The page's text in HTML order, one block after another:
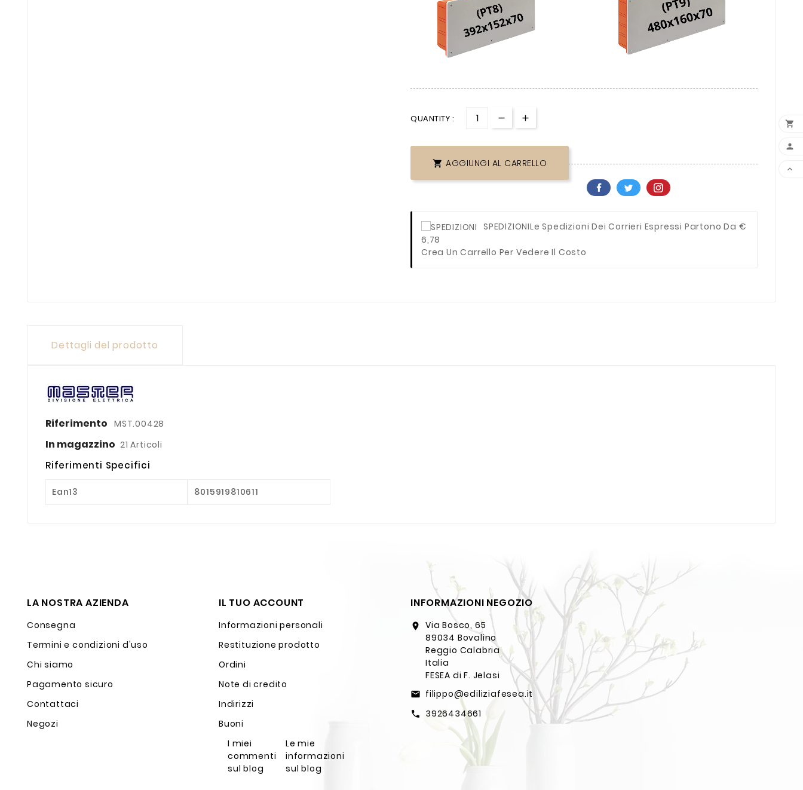
QUANTITY :
 AGGIUNGI AL CARRELLO
SPEDIZIONILe Spedizioni Dei Corrieri Espressi Partono Da €
6,78
Crea Un Carrello Per Vedere Il Costo
Dettagli del prodotto
Riferimento MST.00428
In magazzino 21 Articoli
Riferimenti Specifici
Ean13 8015919810611
LA NOSTRA AZIENDA
Consegna
Termini e condizioni d'uso
Chi siamo
Pagamento sicuro
Contattaci
Negozi
IL TUO ACCOUNT
Informazioni personali
Restituzione prodotto
Ordini
Note di credito
Indirizzi
Buoni
I miei
commenti
sul blog
Le mie
informazioni
sul blog
INFORMAZIONI NEGOZIO
location_on
Via Bosco, 65
89034 Bovalino
Reggio Calabria
Italia
FESEA di F. Jelasi
email filippo@ediliziafesea.it
call 3926434661


